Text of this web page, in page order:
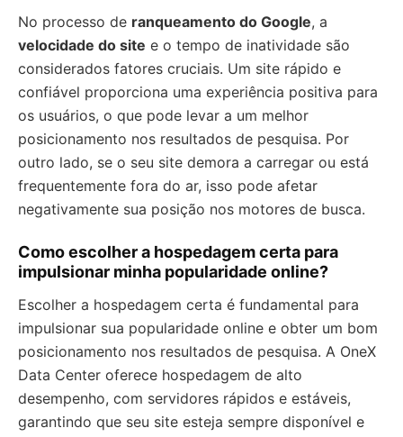
No processo de ranqueamento do Google, a
velocidade do site e o tempo de inatividade são
considerados fatores cruciais. Um site rápido e
confiável proporciona uma experiência positiva para
os usuários, o que pode levar a um melhor
posicionamento nos resultados de pesquisa. Por
outro lado, se o seu site demora a carregar ou está
frequentemente fora do ar, isso pode afetar
negativamente sua posição nos motores de busca.
Como escolher a hospedagem certa para
impulsionar minha popularidade online?
Escolher a hospedagem certa é fundamental para
impulsionar sua popularidade online e obter um bom
posicionamento nos resultados de pesquisa. A OneX
Data Center oferece hospedagem de alto
desempenho, com servidores rápidos e estáveis,
garantindo que seu site esteja sempre disponível e